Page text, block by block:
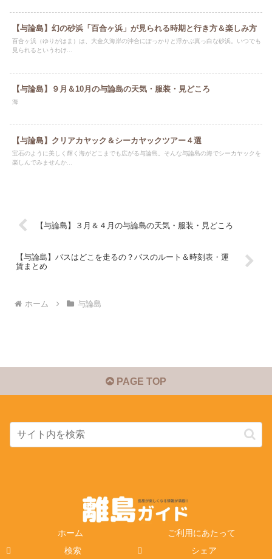
【与論島】幻の砂浜「百合ヶ浜」が見られる時期と行き方＆楽しみ方
百合ヶ浜（ゆりがはま）は、大金久海岸の沖合にぽっかりと浮かぶ真っ白な砂浜。いつでも
見られるというわけ...
【与論島】９月＆10月の与論島の天気・服装・見どころ
海
【与論島】クリアカヤック＆シーカヤックツアー４選
宝石のように美しく輝く海がどこまでも広がる与論島。そんな与論島の海でシーカヤックを
楽しんでみませんか...
【与論島】３月＆４月の与論島の天気・服装・見どころ
【与論島】バスはどこを走るの？バスのルート＆時刻表・運
賃まとめ
ホーム 与論島
PAGE TOP
ホーム
ご利用にあたって
検索
シェア